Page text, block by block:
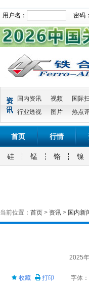
用户名： 密码：
资
讯
国内资讯 视频 国际
行业透视
图片 热点
首页 行情
硅 锰 铬 镍
当前位置： 首页 > 资讯 > 国内新
2025
收藏 打印 字体：